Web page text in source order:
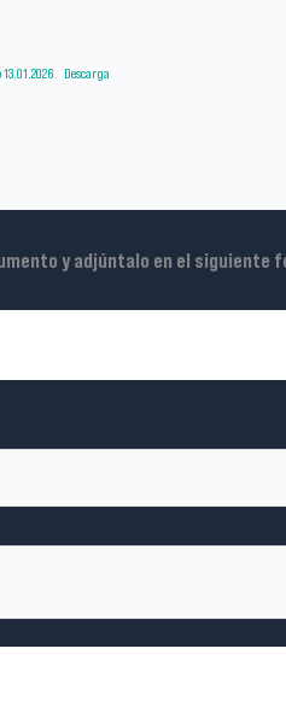
Descarga
y adjúntalo en el